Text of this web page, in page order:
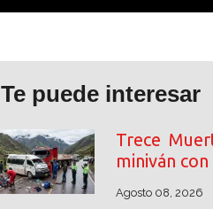
Te puede interesar
Trece
miniván
Agosto 08, 2026